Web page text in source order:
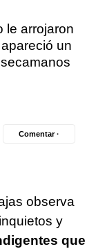
le arrojaron
un
Comentar ·
observa
y
que